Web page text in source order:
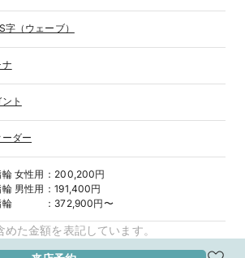
字（ウェーブ）
ト
ダー
輪 女性用 ： 200,200円
輪 男性用 ：191,400円
輪
： 372,900円〜
た金額を表記しています。